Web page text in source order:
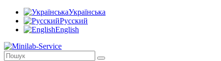
Українська
Русский
English